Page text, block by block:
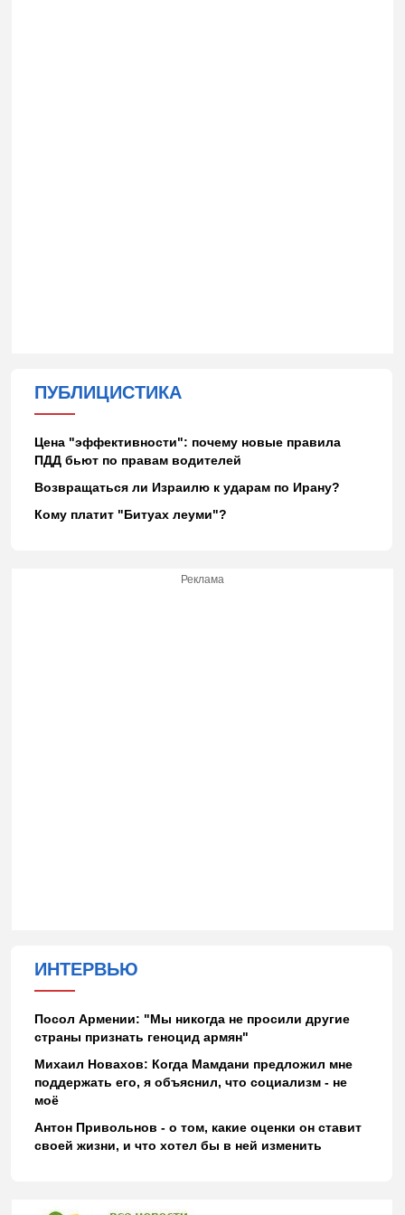
ПУБЛИЦИСТИКА
Цена "эффективности": почему новые правила
ПДД бьют по правам водителей
Возвращаться ли Израилю к ударам по Ирану?
Кому платит "Битуах леуми"?
Реклама
ИНТЕРВЬЮ
Посол Армении: "Мы никогда не просили другие
страны признать геноцид армян"
Михаил Новахов: Когда Мамдани предложил мне
поддержать его, я объяснил, что социализм - не
моё
Антон Привольнов - о том, какие оценки он ставит
своей жизни, и что хотел бы в ней изменить